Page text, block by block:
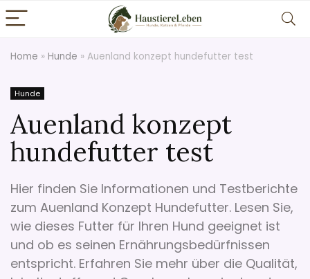
Home » Hunde » Auenland konzept hundefutter test
Hunde
Auenland konzept
hundefutter test
Hier finden Sie Informationen und Testberichte
zum Auenland Konzept Hundefutter. Lesen Sie,
wie dieses Futter für Ihren Hund geeignet ist
und ob es seinen Ernährungsbedürfnissen
entspricht. Erfahren Sie mehr über die Qualität,